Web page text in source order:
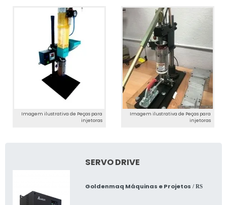
Imagem ilustrativa de Peças para
injetoras
Imagem ilustrativa de Peças para
injetoras
SERVO DRIVE
Goldenmaq Máquinas e Projetos / RS